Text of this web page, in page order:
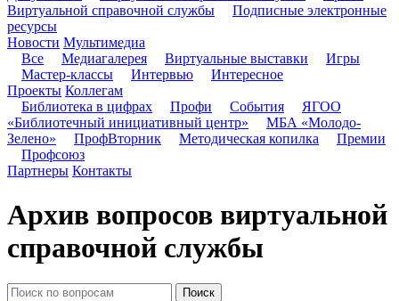
Виртуальной справочной службы
Подписные электронные
ресурсы
Новости Мультимедиа
Все
Медиагалерея Виртуальные выставки
Игры
Мастер-классы
Интервью
Интересное
Проекты Коллегам
Библиотека в цифрах
Профи События
ЯГОО
«Библиотечный инициативный центр»
МБА «Молодо-
Зелено»
ПрофВторник Методическая копилка
Премии
Профсоюз
Партнеры Контакты
Архив вопросов виртуальной
справочной службы
Поиск